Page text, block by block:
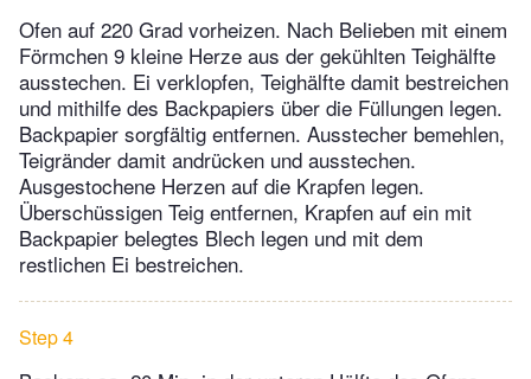
Ofen auf 220 Grad vorheizen. Nach Belieben mit einem
Förmchen 9 kleine Herze aus der gekühlten Teighälfte
ausstechen. Ei verklopfen, Teighälfte damit bestreichen
und mithilfe des Backpapiers über die Füllungen legen.
Backpapier sorgfältig entfernen. Ausstecher bemehlen,
Teigränder damit andrücken und ausstechen.
Ausgestochene Herzen auf die Krapfen legen.
Überschüssigen Teig entfernen, Krapfen auf ein mit
Backpapier belegtes Blech legen und mit dem
restlichen Ei bestreichen.
Step 4